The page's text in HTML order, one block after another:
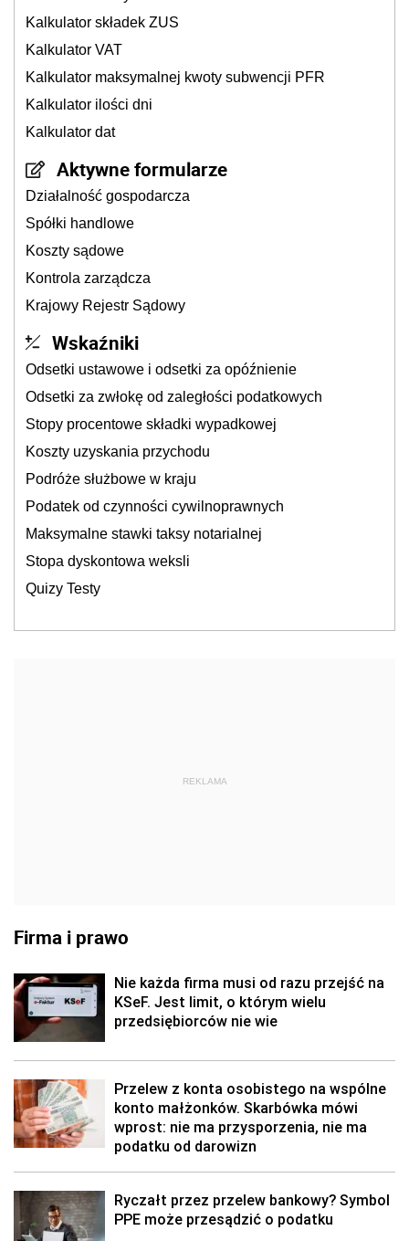
Kalkulator składek ZUS
Kalkulator VAT
Kalkulator maksymalnej kwoty subwencji PFR
Kalkulator ilości dni
Kalkulator dat
Aktywne formularze
Działalność gospodarcza
Spółki handlowe
Koszty sądowe
Kontrola zarządcza
Krajowy Rejestr Sądowy
Wskaźniki
Odsetki ustawowe i odsetki za opóźnienie
Odsetki za zwłokę od zaległości podatkowych
Stopy procentowe składki wypadkowej
Koszty uzyskania przychodu
Podróże służbowe w kraju
Podatek od czynności cywilnoprawnych
Maksymalne stawki taksy notarialnej
Stopa dyskontowa weksli
Quizy Testy
REKLAMA
Firma i prawo
Nie każda firma musi od razu przejść na
KSeF. Jest limit, o którym wielu
przedsiębiorców nie wie
Przelew z konta osobistego na wspólne
konto małżonków. Skarbówka mówi
wprost: nie ma przysporzenia, nie ma
podatku od darowizn
Ryczałt przez przelew bankowy? Symbol
PPE może przesądzić o podatku